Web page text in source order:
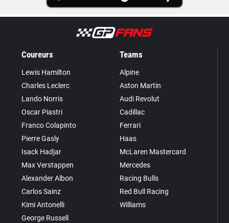
Coureurs
Lewis Hamilton
Charles Leclerc
Lando Norris
Oscar Piastri
Franco Colapinto
Pierre Gasly
Isack Hadjar
Max Verstappen
Alexander Albon
Carlos Sainz
Kimi Antonelli
George Russell
Teams
Alpine
Aston Martin
Audi Revolut
Cadillac
Ferrari
Haas
McLaren Mastercard
Mercedes
Racing Bulls
Red Bull Racing
Williams